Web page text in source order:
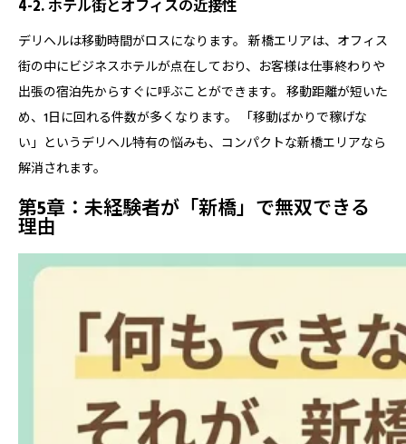
4-2. ホテル街とオフィスの近接性
デリヘルは移動時間がロスになります。 新橋エリアは、オフィス
街の中にビジネスホテルが点在しており、お客様は仕事終わりや
出張の宿泊先からすぐに呼ぶことができます。 移動距離が短いた
め、1日に回れる件数が多くなります。 「移動ばかりで稼げな
い」というデリヘル特有の悩みも、コンパクトな新橋エリアなら
解消されます。
第5章：未経験者が「新橋」で無双できる
理由